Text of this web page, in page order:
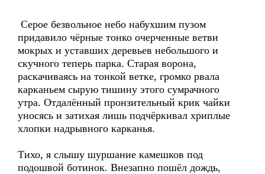
Серое безвольное небо набухшим пузом
придавило чёрные тонко очерченные ветви
мокрых и уставших деревьев небольшого и
скучного теперь парка. Старая ворона,
раскачиваясь на тонкой ветке, громко рвала
карканьем сырую тишину этого сумрачного
утра. Отдалённый пронзительный крик чайки
уносясь и затихая лишь подчёркивал хриплые
хлопки надрывного карканья.
Тихо, я слышу шуршание камешков под
подошвой ботинок. Внезапно пошёл дождь,